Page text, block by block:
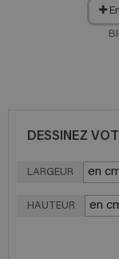
DESSINEZ
LARGEUR
HAUTEUR